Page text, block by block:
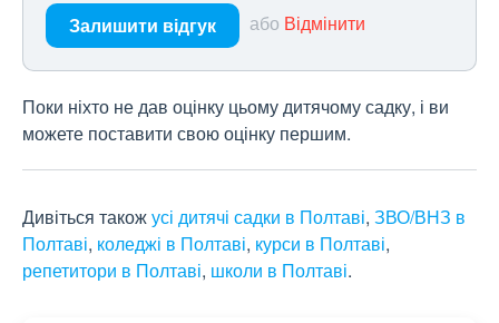
Залишити відгук або Відмінити
Поки ніхто не дав оцінку цьому дитячому садку, і ви
можете поставити свою оцінку першим.
Дивіться такожусі дитячі садки в Полтаві, ЗВО/ВНЗ в
Полтаві, коледжі в Полтаві, курси в Полтаві,
репетитори в Полтаві, школи в Полтаві.